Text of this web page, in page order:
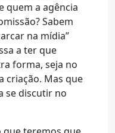
quem a agência
Sabem
na mídia”
a ter que
forma, seja no
criação. Mas que
se discutir no